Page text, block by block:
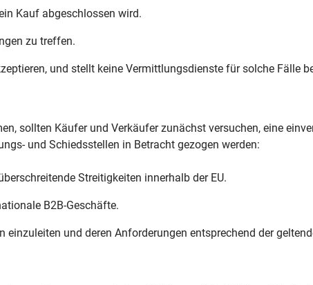
Kauf abgeschlossen wird.
zu treffen.
und stellt keine Vermittlungsdienste für solche Fälle
sollten Käufer und Verkäufer zunächst versuchen, eine
und Schiedsstellen in Betracht gezogen werden:
Streitigkeiten innerhalb der EU.
B2B-Geschäfte.
und deren Anforderungen entsprechend der